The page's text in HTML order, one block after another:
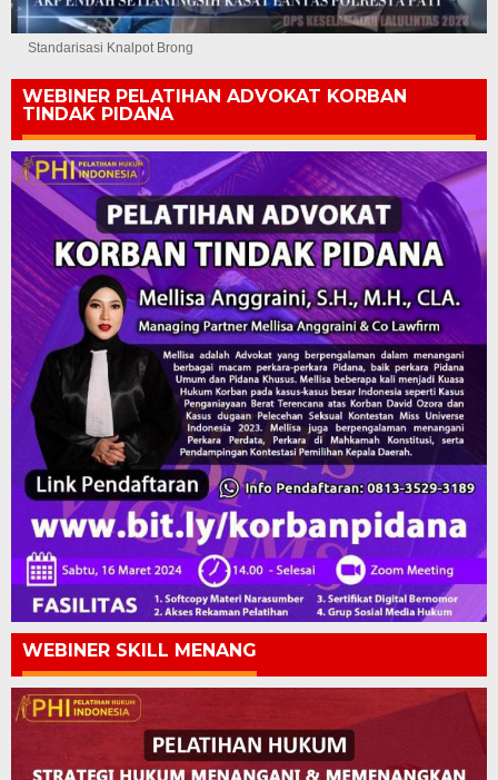
Standarisasi Knalpot Brong
WEBINER PELATIHAN ADVOKAT KORBAN
TINDAK PIDANA
WEBINER SKILL MENANG